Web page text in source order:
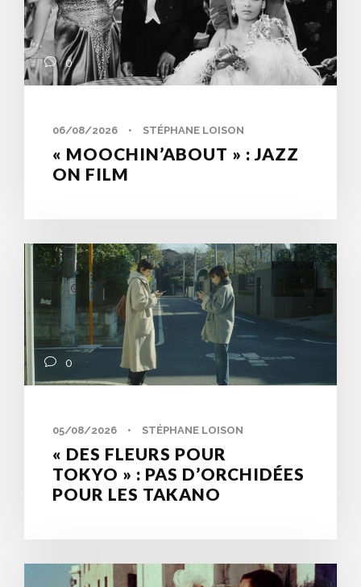
0
06/08/2026 • STÉPHANE LOISON
« MOOCHIN’ABOUT » : JAZZ
ON FILM
0
05/08/2026 • STÉPHANE LOISON
« DES FLEURS POUR
TOKYO » : PAS D’ORCHIDÉES
POUR LES TAKANO